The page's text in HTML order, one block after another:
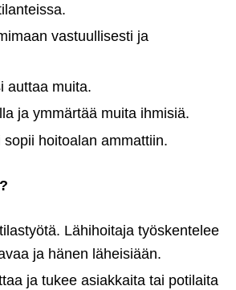
vastuullisesti ja
auttaa muita.
ja ymmärtää muita ihmisiä.
hoitoalan ammattiin.
Lähihoitaja työskentelee
ja hänen läheisiään.
ja tukee asiakkaita tai potilaita